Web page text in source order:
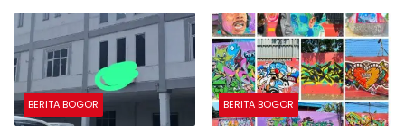
BERITA BOGOR BERITA BOGOR